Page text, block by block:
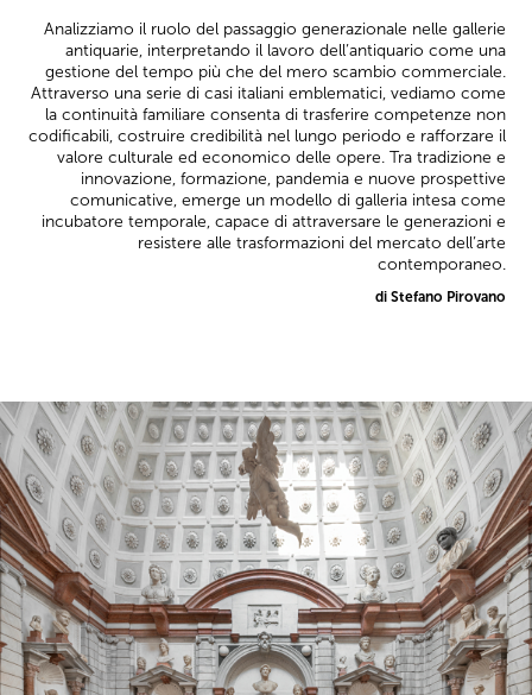
Analizziamo il ruolo del passaggio generazionale nelle gallerie
antiquarie, interpretando il lavoro dell’antiquario come una
gestione del tempo più che del mero scambio commerciale.
Attraverso una serie di casi italiani emblematici, vediamo come
la continuità familiare consenta di trasferire competenze non
codificabili, costruire credibilità nel lungo periodo e rafforzare il
valore culturale ed economico delle opere. Tra tradizione e
innovazione, formazione, pandemia e nuove prospettive
comunicative, emerge un modello di galleria intesa come
incubatore temporale, capace di attraversare le generazioni e
resistere alle trasformazioni del mercato dell’arte
contemporaneo.
di Stefano Pirovano